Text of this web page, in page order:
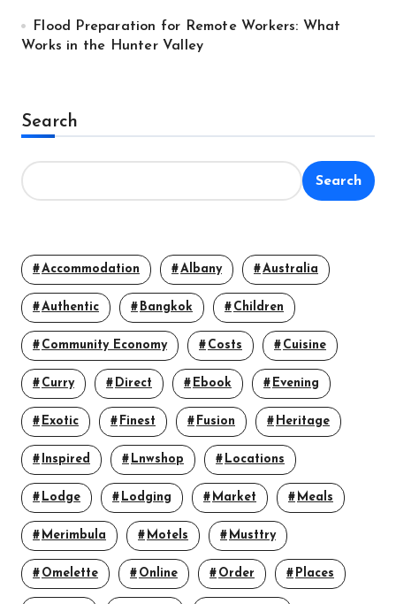
Flood Preparation for Remote Workers: What
Works in the Hunter Valley
Search
Search
Accommodation Albany Australia
Authentic Bangkok Children
Community Economy Costs Cuisine
Curry Direct Ebook Evening
Exotic Finest Fusion Heritage
Inspired Lnwshop Locations
Lodge Lodging Market Meals
Merimbula Motels Musttry
Omelette Online Order Places